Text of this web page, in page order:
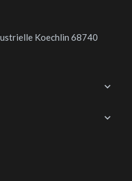
Koechlin 68740

